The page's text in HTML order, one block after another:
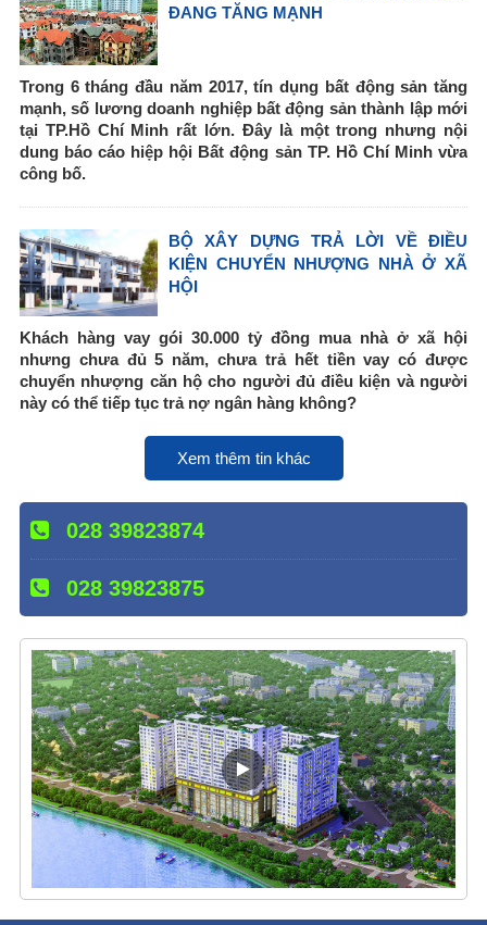
028 39823874
028 39823875
ĐANG TĂNG MẠNH
Trong 6 tháng đầu năm 2017, tín dụng bất động sản tăng
mạnh, số lương doanh nghiệp bất động sản thành lập mới
tại TP.Hồ Chí Minh rất lớn. Đây là một trong nhưng nội
dung báo cáo hiệp hội Bất động sản TP. Hồ Chí Minh vừa
công bố.
BỘ XÂY DỰNG TRẢ LỜI VỀ ĐIỀU
KIỆN CHUYỂN NHƯỢNG NHÀ Ở XÃ
HỘI
Khách hàng vay gói 30.000 tỷ đồng mua nhà ở xã hội
nhưng chưa đủ 5 năm, chưa trả hết tiền vay có được
chuyển nhượng căn hộ cho người đủ điều kiện và người
này có thể tiếp tục trả nợ ngân hàng không?
Xem thêm tin khác